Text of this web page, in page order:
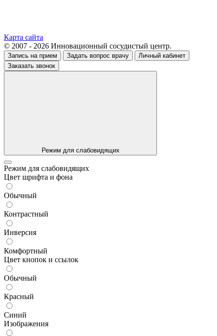
Карта сайта
© 2007 - 2026 Инновационный сосудистый центр.
Запись на прием Задать вопрос врачу
Личный кабинет
Заказать звонок
Режим для слабовидящих
Режим для слабовидящих
Цвет шрифта и фона
Обычный
Контрастный
Инверсия
Комфортный
Цвет кнопок и ссылок
Обычный
Красный
Синий
Изображения